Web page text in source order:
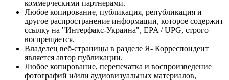
коммерческими партнерами.
Любое копирование, публикация, републикация и
другое распространение информации, которое содержит
ссылку на "Интерфакс-Украина", EPA / UPG, строго
воспрещается.
Владелец веб-страницы в разделе Я- Корреспондент
является автор публикации.
Любое копирование, перепечатка и воспроизведение
фотографий и/или аудиовизуальных материалов,